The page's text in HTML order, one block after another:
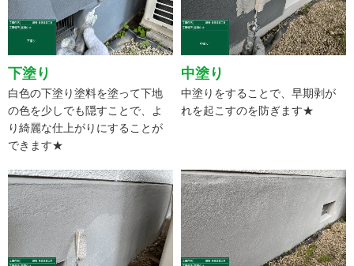
下塗り
白色の下塗り塗料を塗って下地
の色を少しでも隠すことで、よ
り綺麗な仕上がりにすることが
できます★
中塗り
中塗りをすることで、早期剥が
れを起こすのを防ぎます★